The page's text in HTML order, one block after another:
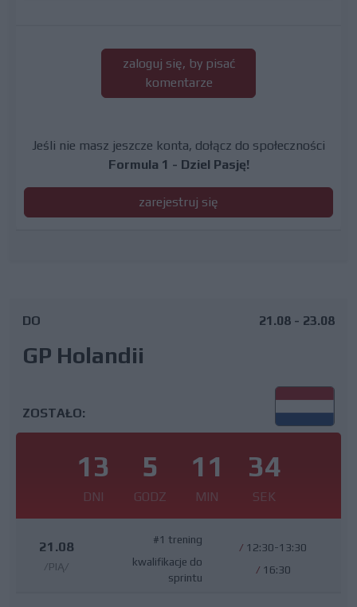
zaloguj się, by pisać
komentarze
Jeśli nie masz jeszcze konta, dołącz do społeczności
Formula 1 - Dziel Pasję!
zarejestruj się
DO
GP Holandii
21.08 - 23.08
ZOSTAŁO:
13
DNI
5
GODZ
11
MIN
33
SEK
21.08
/PIĄ/
#1 trening
kwalifikacje do
sprintu
/ 12:30-13:30
/ 16:30